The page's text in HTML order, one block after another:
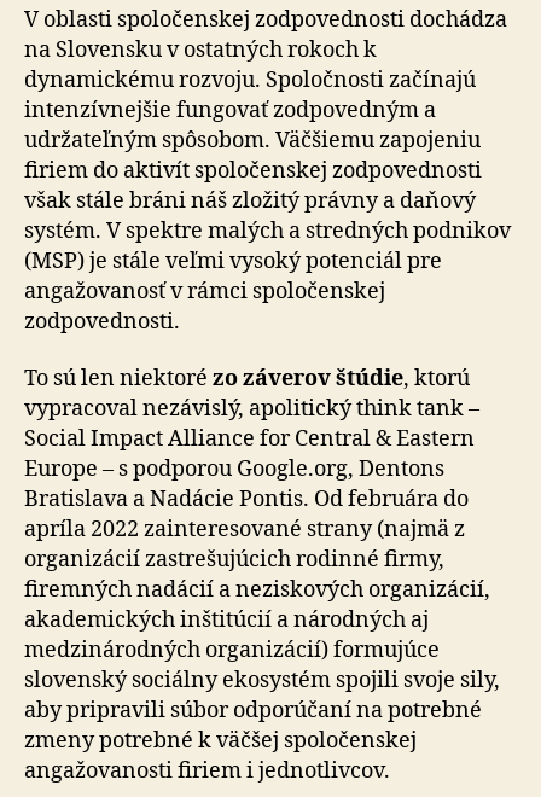
podporovať
zodpovedné
značky
V oblasti spoločenskej zodpovednosti dochádza
na Slovensku v ostatných rokoch k
dynamickému rozvoju. Spoločnosti začínajú
intenzívnejšie fungovať zodpovedným a
udržateľným spôsobom. Väčšiemu zapojeniu
firiem do aktivít spoločenskej zodpovednosti
však stále bráni náš zložitý právny a daňový
systém. V spektre malých a stredných podnikov
(MSP) je stále veľmi vysoký potenciál pre
angažovanosť v rámci spoločenskej
zodpovednosti.
To sú len niektoré zo záverov štúdie, ktorú
vypracoval nezávislý, apolitický think tank –
Social Impact Alliance for Central & Eastern
Europe – s podporou Google.org, Dentons
Bratislava a Nadácie Pontis. Od februára do
apríla 2022 zainteresované strany (najmä z
organizácií zastrešujúcich rodinné firmy,
firemných nadácií a neziskových organizácií,
akademických inštitúcií a národných aj
medzinárodných organizácií) formujúce
slovenský sociálny ekosystém spojili svoje sily,
aby pripravili súbor odporúčaní na potrebné
zmeny potrebné k väčšej spoločenskej
angažovanosti firiem i jednotlivcov.